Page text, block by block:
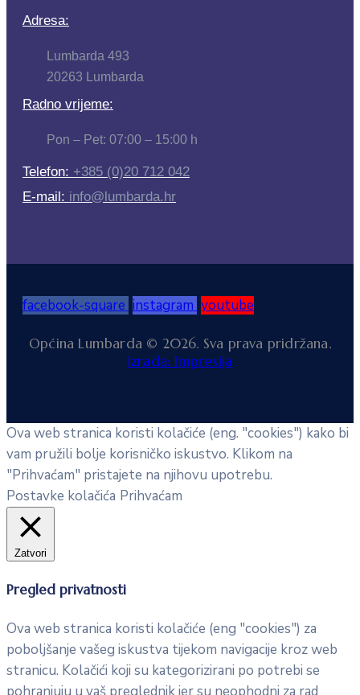
Adresa:
Lumbarda 493
20263 Lumbarda
Radno vrijeme:
Pon – Pet: 07:00 – 15:00 h
Telefon: +385 (0)20 712 042
E-mail: info@lumbarda.hr
facebook-square instagram youtube
Općina Lumbarda © 2026. Sva prava pridržana.
Izrada: Impresija
Ova web stranica koristi kolačiće (eng. "cookies") kako bi
vam pružili bolje korisničko iskustvo. Klikom na
"Prihvaćam" pristajete na njihovu upotrebu.
Postavke kolačića Prihvaćam
Zatvori
Pregled privatnosti
Ova web stranica koristi kolačiće (eng "cookies") za
poboljšanje vašeg iskustva tijekom navigacije kroz web
stranicu. Kolačići koji su kategorizirani po potrebi se
pohranjuju u vaš preglednik jer su neophodni za rad